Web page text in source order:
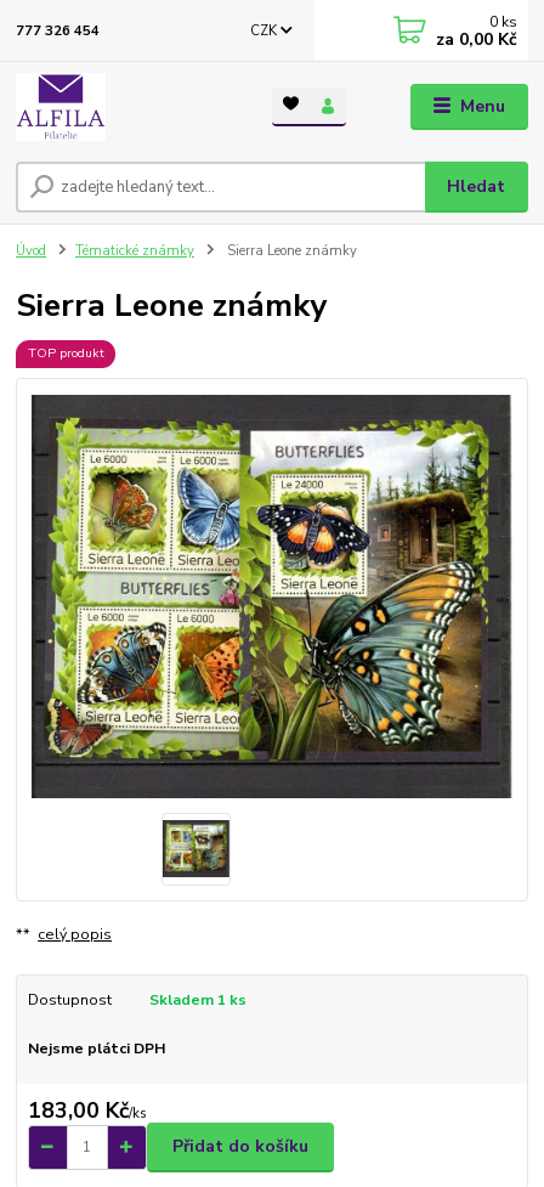
Menu
CZK
Hledat
777 326 454 0 ks
za 0,00 Kč
Úvod Tématické známky Sierra Leone známky
Sierra Leone známky
TOP produkt
** celý popis
Dostupnost Skladem 1 ks
Nejsme plátci DPH
183,00 Kč/ks
Přidat do košíku